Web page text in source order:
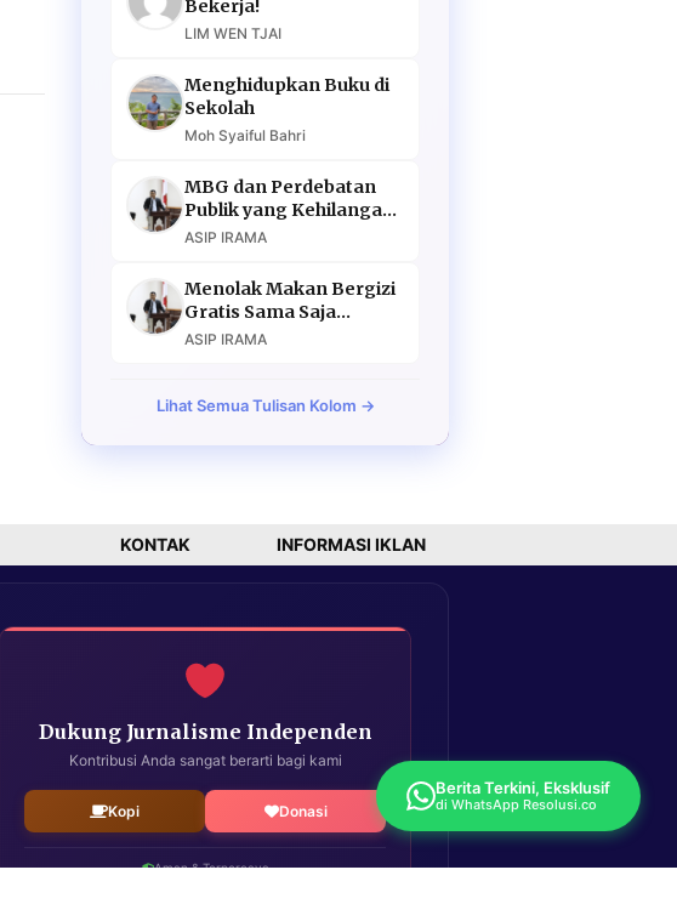
Bekerja!
LIM WEN TJAI
Menghidupkan Buku di
Sekolah
Moh Syaiful Bahri
MBG dan Perdebatan
Publik yang Kehilangan
Argumen
ASIP IRAMA
Menolak Makan Bergizi
Gratis Sama Saja
Menolak Masa Depan
ASIP IRAMA
Lihat Semua Tulisan Kolom →
KONTAK INFORMASI IKLAN
Dukung Jurnalisme Independen
Kontribusi Anda sangat berarti bagi kami
Kopi Donasi
Aman & Terpercaya
Berita Terkini, Eksklusif
di WhatsApp Resolusi.co